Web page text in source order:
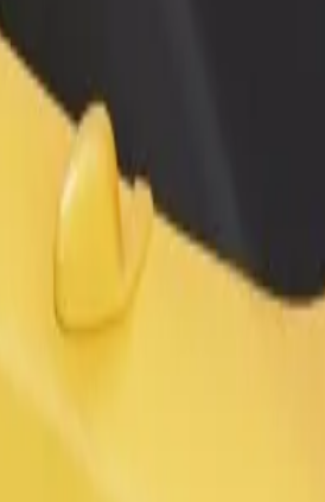
zahtjeve, javi se vozaču prije